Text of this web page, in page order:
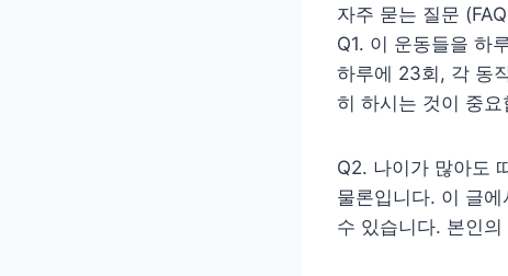
자주 묻는 질문
Q1. 이 운동들을 하
하루에 23회, 각 동
히 하시는 것이 중요
Q2. 나이가 많아도
물론입니다. 이 글
수 있습니다. 본인